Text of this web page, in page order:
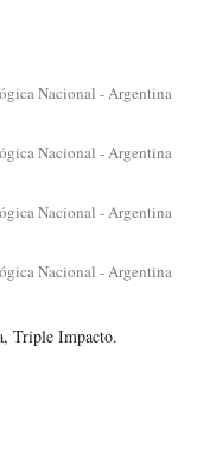
Nacional - Argentina
Nacional - Argentina
Nacional - Argentina
Nacional - Argentina
Triple Impacto.